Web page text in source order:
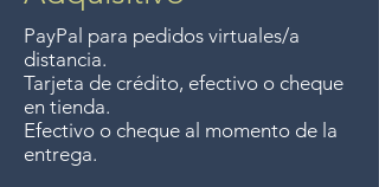
piezas firmadas por MAYA. Tenemos
varios listados en nuestra página
web con solo "MAYA" y uno con R.
MAYA .Este mide 22 "por 28" en un
marco mexicano tallado muy bonito.
a su compra.
more. We accept returns up to
7 days after the sale unless the
items are sale priced, sorry, no
returns on sale items. We
previously delivered to
Guadalajara for free but we no
PayPal para pedidos virtuales/a
distancia.
Tarjeta de crédito, efectivo o cheque
en tienda.
Efectivo o cheque al momento de la
entrega.